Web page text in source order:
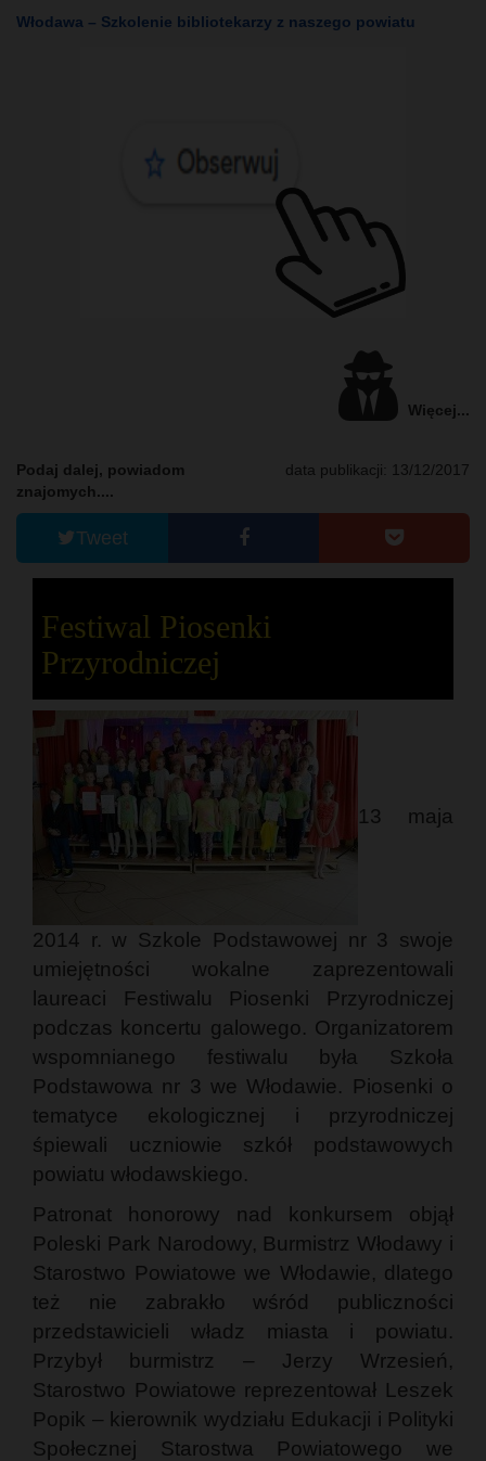
Włodawa – Szkolenie bibliotekarzy z naszego powiatu
Więcej...
data publikacji: 13/12/2017
Podaj dalej, powiadom
znajomych....
Tweet
Festiwal Piosenki
Przyrodniczej
13 maja
2014 r. w Szkole Podstawowej nr 3 swoje
umiejętności wokalne zaprezentowali
laureaci Festiwalu Piosenki Przyrodniczej
podczas koncertu galowego. Organizatorem
wspomnianego festiwalu była Szkoła
Podstawowa nr 3 we Włodawie. Piosenki o
tematyce ekologicznej i przyrodniczej
śpiewali uczniowie szkół podstawowych
powiatu włodawskiego.
Patronat honorowy nad konkursem objął
Poleski Park Narodowy, Burmistrz Włodawy i
Starostwo Powiatowe we Włodawie, dlatego
też nie zabrakło wśród publiczności
przedstawicieli władz miasta i powiatu.
Przybył burmistrz – Jerzy Wrzesień,
Starostwo Powiatowe reprezentował Leszek
Popik – kierownik wydziału Edukacji i Polityki
Społecznej Starostwa Powiatowego we